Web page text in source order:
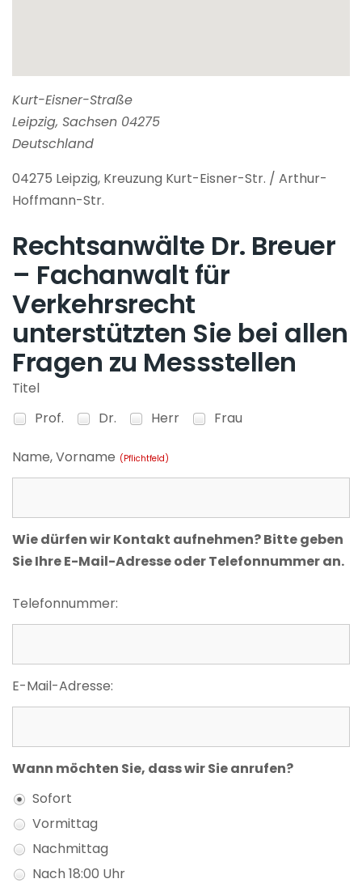
Kurt-Eisner-Straße
Leipzig, Sachsen 04275
Deutschland
04275 Leipzig, Kreuzung Kurt-Eisner-Str. / Arthur-
Hoffmann-Str.
Rechtsanwälte Dr. Breuer
– Fachanwalt für
Verkehrsrecht
unterstützten Sie bei allen
Fragen zu Messstellen
Titel
Prof.
Dr. Herr Frau
Name, Vorname (Pflichtfeld)
Wie dürfen wir Kontakt aufnehmen? Bitte geben
Sie Ihre E-Mail-Adresse oder Telefonnummer an.
Telefonnummer:
E-Mail-Adresse:
Wann möchten Sie, dass wir Sie anrufen?
Sofort
Vormittag
Nachmittag
Nach 18:00 Uhr